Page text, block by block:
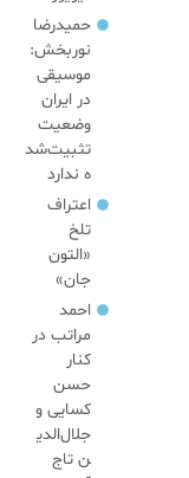
حمیدرضا
نوربخش:
موسیقی
در ایران
وضعیت
تثبیت‌شد
ه ندارد
اعتراف
تلخ
«التون
جان»
احمد
مراتب در
کنار
حسن
کسایی و
جلال‌الدی
ن تاج